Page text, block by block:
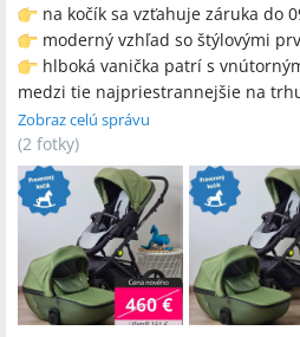
na kočík sa vzťahuje záruka do
moderný vzhľad so štýlovými
hlboká vanička patrí s
medzi tie najpriestrannejšie na
priestranné športové sedadlo s
opierkou, vhodné aj pre väčšie dieťa,
bezúdržbové kolesá plnené
riziko defektu,
dvojitý systém odpruženia s
Súčasťou kočíka je bohaté
vložka do sedadla, moskytiéra,
rukávnik.
Zobraz celú správu
(2 fotky)